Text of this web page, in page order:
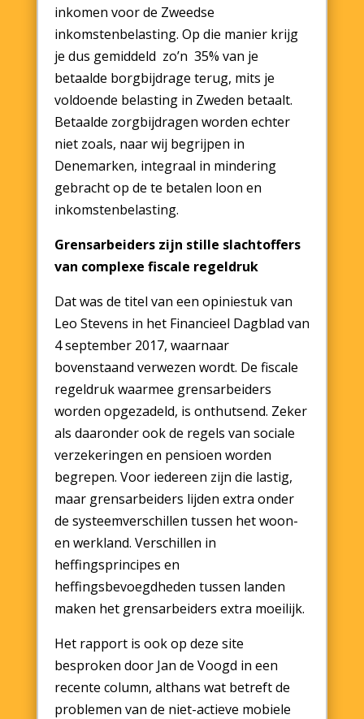
inkomen voor de Zweedse
inkomstenbelasting. Op die manier krijg
je dus gemiddeld zo’n 35% van je
betaalde borgbijdrage terug, mits je
voldoende belasting in Zweden betaalt.
Betaalde zorgbijdragen worden echter
niet zoals, naar wij begrijpen in
Denemarken, integraal in mindering
gebracht op de te betalen loon en
inkomstenbelasting.
Grensarbeiders zijn stille slachtoffers
van complexe fiscale regeldruk
Dat was de titel van een opiniestuk van
Leo Stevens in het Financieel Dagblad van
4 september 2017, waarnaar
bovenstaand verwezen wordt. De fiscale
regeldruk waarmee grensarbeiders
worden opgezadeld, is onthutsend. Zeker
als daaronder ook de regels van sociale
verzekeringen en pensioen worden
begrepen. Voor iedereen zijn die lastig,
maar grensarbeiders lijden extra onder
de systeemverschillen tussen het woon-
en werkland. Verschillen in
heffingsprincipes en
heffingsbevoegdheden tussen landen
maken het grensarbeiders extra moeilijk.
Het rapport is ook op deze site
besproken door Jan de Voogd in een
recente column, althans wat betreft de
problemen van de niet-actieve mobiele